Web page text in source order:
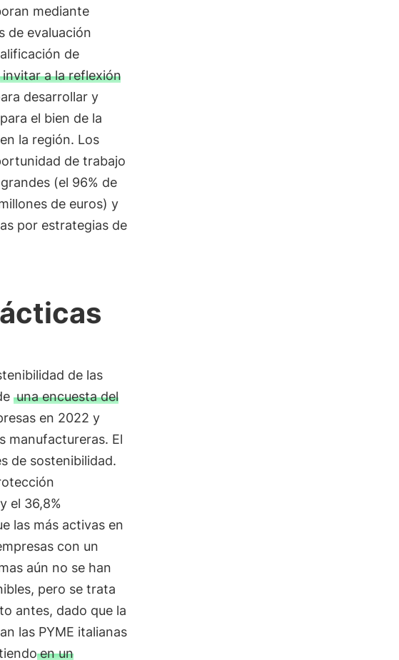
mediante
de evaluación
de
invitar a la reflexión
desarrollar y
el bien de la
la región. Los
de trabajo
(el 96% de
de euros) y
por estrategias de
de las
una encuesta del
en 2022 y
manufactureras. El
de sostenibilidad.
y el 36,8%
las más activas en
con un
aún no se han
pero se trata
antes, dado que la
las PYME italianas
en un